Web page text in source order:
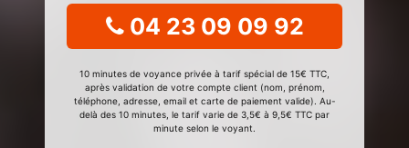
04 23 09 09 92
10 minutes de voyance privée à tarif spécial de 15€ TTC,
après validation de votre compte client (nom, prénom,
téléphone, adresse, email et carte de paiement valide). Au-
delà des 10 minutes, le tarif varie de 3,5€ à 9,5€ TTC par
minute selon le voyant.